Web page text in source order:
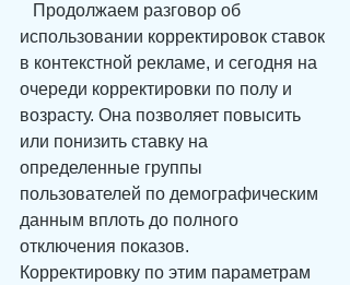
использовании корректировок ставок
в контекстной рекламе, и сегодня на
очереди корректировки по полу и
возрасту. Она позволяет повысить
или понизить ставку на
определенные группы
пользователей по демографическим
данным вплоть до полного
отключения показов.
Корректировку по этим параметрам